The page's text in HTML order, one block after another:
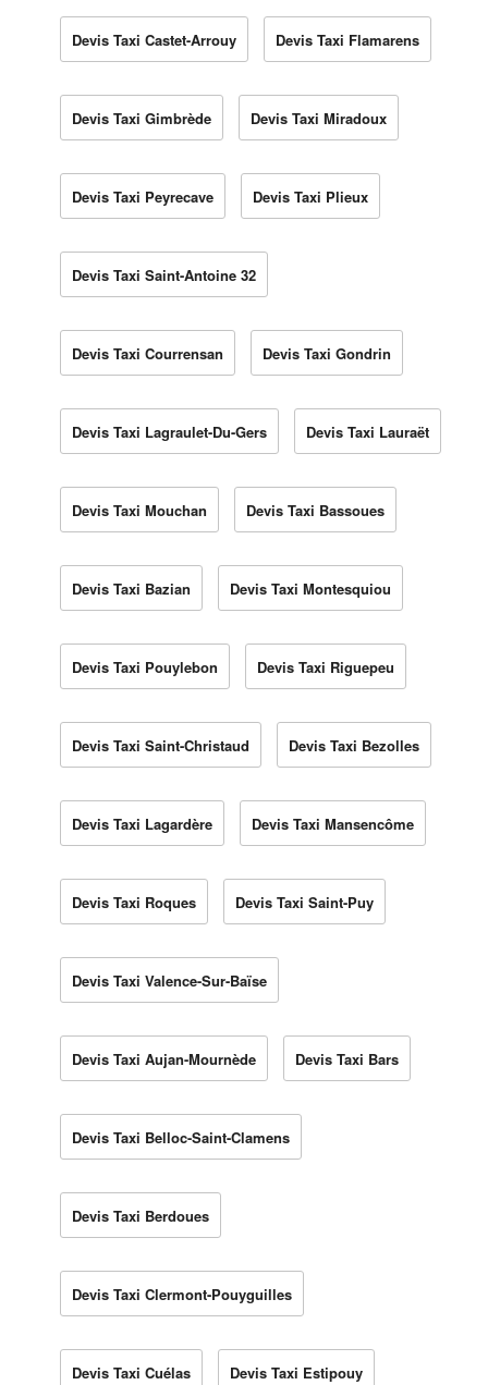
Devis Taxi Castet-Arrouy Devis Taxi Flamarens
Devis Taxi Gimbrède Devis Taxi Miradoux
Devis Taxi Peyrecave Devis Taxi Plieux
Devis Taxi Saint-Antoine 32
Devis Taxi Courrensan Devis Taxi Gondrin
Devis Taxi Lagraulet-Du-Gers Devis Taxi Lauraët
Devis Taxi Mouchan Devis Taxi Bassoues
Devis Taxi Bazian Devis Taxi Montesquiou
Devis Taxi Pouylebon Devis Taxi Riguepeu
Devis Taxi Saint-Christaud Devis Taxi Bezolles
Devis Taxi Lagardère Devis Taxi Mansencôme
Devis Taxi Roques Devis Taxi Saint-Puy
Devis Taxi Valence-Sur-Baïse
Devis Taxi Aujan-Mournède Devis Taxi Bars
Devis Taxi Belloc-Saint-Clamens
Devis Taxi Berdoues
Devis Taxi Clermont-Pouyguilles
Devis Taxi Cuélas Devis Taxi Estipouy